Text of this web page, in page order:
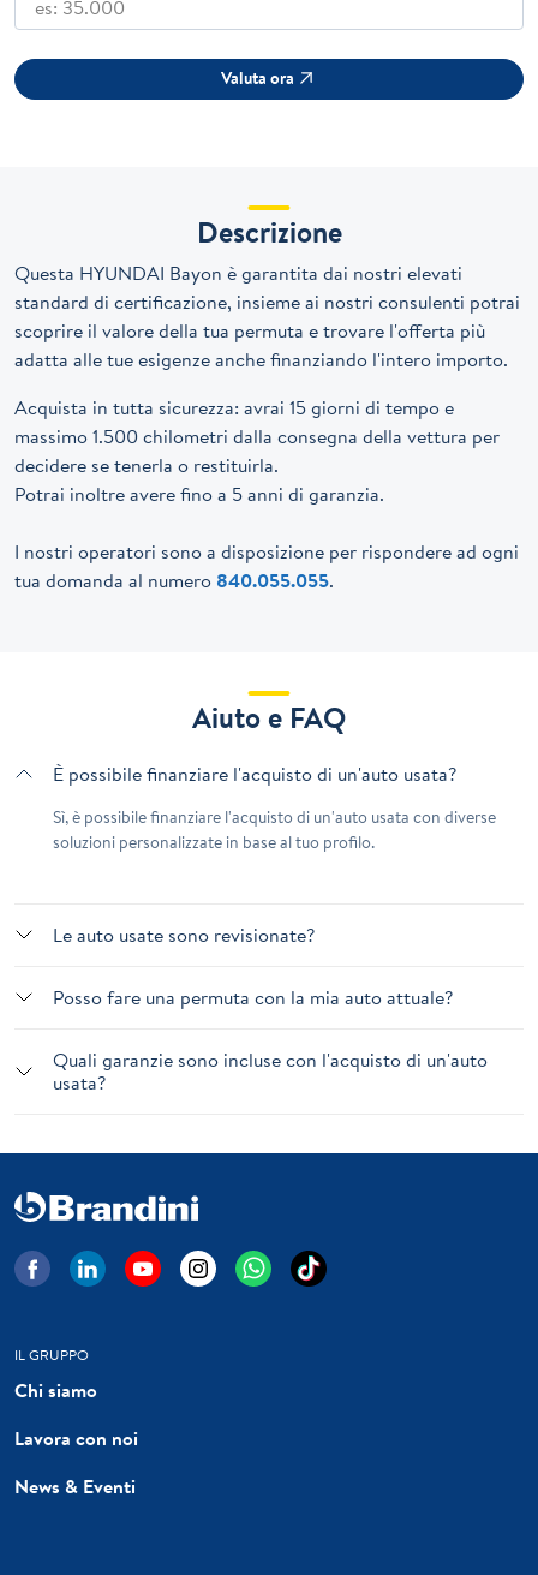
Valuta ora
Descrizione
Questa HYUNDAI Bayon è garantita dai nostri elevati
standard di certificazione, insieme ai nostri consulenti potrai
scoprire il valore della tua permuta e trovare l'offerta più
adatta alle tue esigenze anche finanziando l'intero importo.
Acquista in tutta sicurezza: avrai 15 giorni di tempo e
massimo 1.500 chilometri dalla consegna della vettura per
decidere se tenerla o restituirla.
Potrai inoltre avere fino a 5 anni di garanzia.
I nostri operatori sono a disposizione per rispondere ad ogni
tua domanda al numero 840.055.055.
Aiuto e FAQ
È possibile finanziare l'acquisto di un'auto usata?
Sì, è possibile finanziare l'acquisto di un'auto usata con diverse
soluzioni personalizzate in base al tuo profilo.
Le auto usate sono revisionate?
Posso fare una permuta con la mia auto attuale?
Quali garanzie sono incluse con l'acquisto di un'auto
usata?
IL GRUPPO
Chi siamo
Lavora con noi
News & Eventi